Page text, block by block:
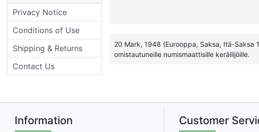
Privacy Notice
Conditions of Use
Shipping & Returns
Contact Us
20 Mark, 1948 (Eurooppa, Saksa, Itä-Saksa
omistautuneille numismaattisille keräilijöille.
Information Customer